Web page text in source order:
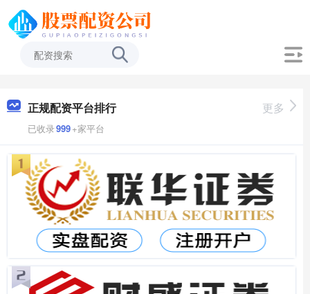
正规配资平台排行
已收录999+家平台
更多